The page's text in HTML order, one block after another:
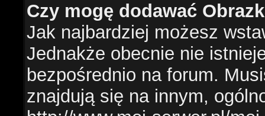
Czy mogę dodawać
Jak najbardziej możesz
Jednakże obecnie nie
bezpośrednio na forum.
znajdują się na innym,